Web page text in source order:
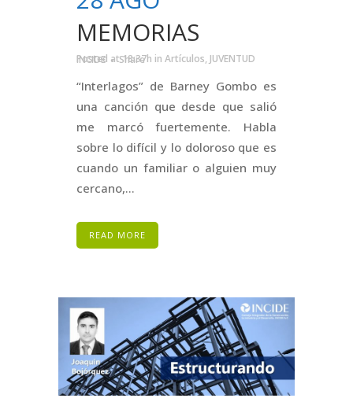
MEMORIAS
Posted at 18:37h in Artículos,
JUVENTUD INCIDE Share
“Interlagos” de Barney Gombo es
una canción que desde que salió
me marcó fuertemente. Habla
sobre lo difícil y lo doloroso que es
cuando un familiar o alguien muy
cercano,...
READ MORE